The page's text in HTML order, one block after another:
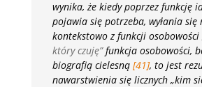
wynika, że kiedy poprzez funkcję
pojawia się potrzeba, wyłania się
kontekstowo z funkcji osobowości
który czuję”funkcja osobowości,
biografią cielesną [41], to jest
nawarstwienia się licznych „kim